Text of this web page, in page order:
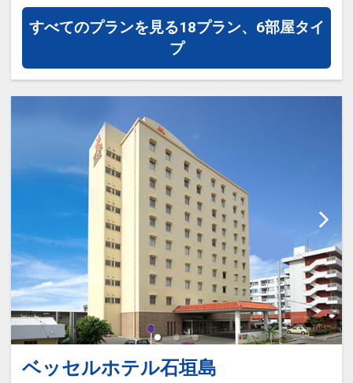
可能（代金不要）
※利用期間：３／１～１／３１
●大浴場のご利用OK（代金不要）
●星座盤レンタル貸出可能（代金不要／
数量限定）
●小学生まで添い寝OK
※朝食代は別途現地にてお支払いくださ
い。（朝食付プランの場合）
※旅行代金に含まれます。
お子様ポイント
●ベビーカー・ベビーベッド貸出OK(数に
限りがございます)
※ご予約時に「お問合せ・ご要望等メ
モ」欄、またはご予約後「マイページ」
▼ココがポイント!
○ガーデンプール利用OK※メンテナンス
期間を除く
○ビーチパラソル＆デッキチェア利用
OK（先着順）
○滞在中“星座盤レンタル”（代金不要）
○駐車場利用OK（代金不要）
当日チェックイン前のご到着でもお荷物
をお預かり致します。
-------------------------------------------------
-------------------------------------------------
--------
いて
すべてのプランを見る18プラン、6部屋タイ
プ
ベッセルホテル石垣島